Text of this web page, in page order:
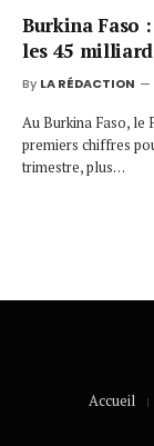
Burkina Faso
les 45
By LA RÉDACTION
Au Burkina Faso, le
premiers chiffres
trimestre, plus…
Accueil